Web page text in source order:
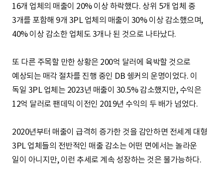
16개 업체의 매출이 20% 이상 하락했다. 상위 5개 업체 중
3개를 포함해 9개 3PL 업체의 매출이 30% 이상 감소했으며,
40% 이상 감소한 업체도 3개나 된 것으로 나타났다.
또 다른 주목할 만한 상황은 200억 달러에 육박할 것으로
예상되는 매각 절차를 진행 중인 DB 쉥커의 운명이었다. 이
독일 3PL 업체는 2023년 매출이 30.5% 감소했지만, 수익은
12억 달러로 팬데믹 이전인 2019년 수익의 두 배가 넘었다.
2020년부터 매출이 급격히 증가한 것을 감안하면 전세계 대형
3PL 업체들의 전반적인 매출 감소는 어떤 면에서는 놀라운
일이 아니지만, 이런 추세로 계속 성장하는 것은 불가능하다.